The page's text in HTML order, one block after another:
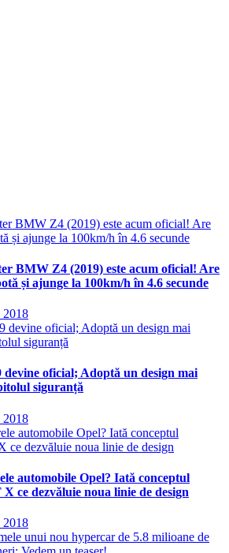
BMW Z4 (2019) este acum oficial! Are
și ajunge la 100km/h în 4.6 secunde
2018
oficial; Adoptă un design mai
siguranță
2018
automobile Opel? Iată conceptul
ce dezvăluie noua linie de design
2018